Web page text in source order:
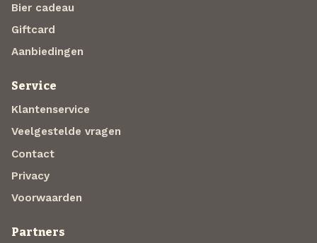
Bier cadeau
Giftcard
Aanbiedingen
Service
Klantenservice
Veelgestelde vragen
Contact
Privacy
Voorwaarden
Partners